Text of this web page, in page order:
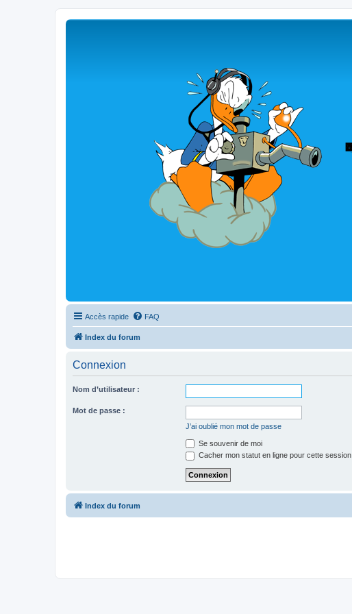
Accès rapide FAQ
Index du forum
Connexion
Nom d’utilisateur :
Mot de passe :
J’ai oublié mon mot de passe
Se souvenir de moi
Cacher mon statut en ligne pour cette session
Index du forum